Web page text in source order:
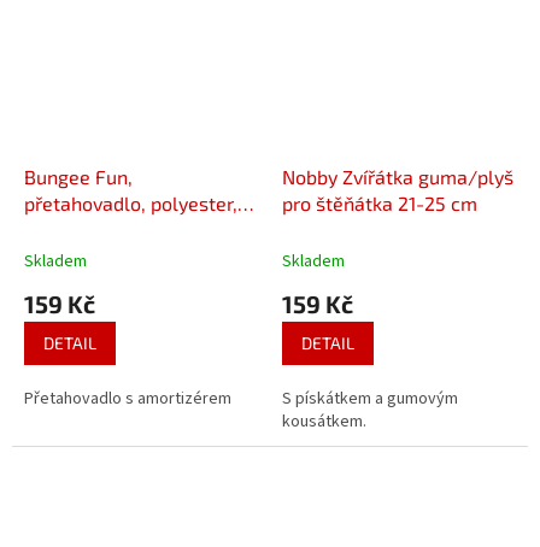
Bungee Fun,
přetahovadlo, polyester,
Skladem
159 Kč
DETAIL
Přetahovadlo s amortizérem
Nobby Zvířátka guma/plyš
pro štěňátka 21-25 cm
Skladem
159 Kč
DETAIL
S pískátkem a gumovým
kousátkem.